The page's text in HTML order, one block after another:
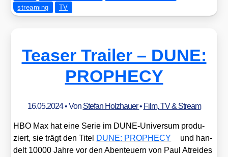
streaming
TV
Teaser Trailer – DUNE:
PROPHECY
16.05.2024• Von Stefan Holzhauer• Film, TV & Stream
HBO Max hat eine Serie im DUNE-Uni­ver­sum pro­du­
ziert, sie trägt den Titel DUNE: PROPHECY
und han­
delt 10000 Jah­re vor den Aben­teu­ern von Paul Atrei­des